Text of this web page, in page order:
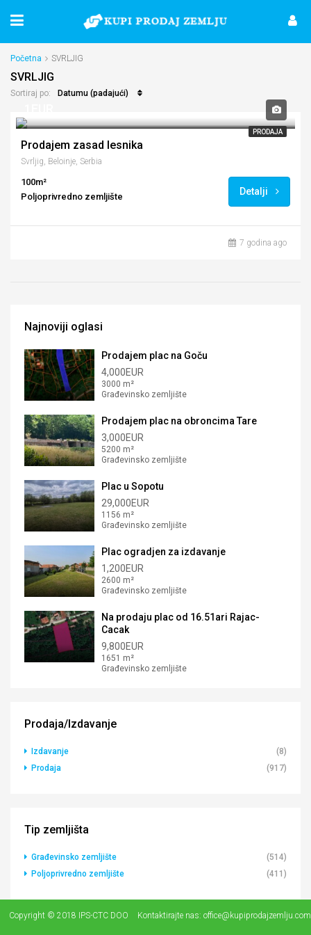
Početna SVRLJIG
SVRLJIG
Sortiraj po: Datumu (padajući)
PRODAJA
Prodajem zasad lesnika
Svrljig, Beloinje, Serbia
100m²
Poljoprivredno zemljište
Detalji
7 godina ago
Najnoviji oglasi
Prodajem plac na Goču
4,000EUR
3000 m²
Građevinsko zemljište
Prodajem plac na obroncima Tare
3,000EUR
5200 m²
Građevinsko zemljište
Plac u Sopotu
29,000EUR
1156 m²
Građevinsko zemljište
Plac ogradjen za izdavanje
1,200EUR
2600 m²
Građevinsko zemljište
Na prodaju plac od 16.51ari Rajac-
Cacak
9,800EUR
1651 m²
Građevinsko zemljište
Prodaja/Izdavanje
Izdavanje
(8)
Prodaja
(917)
Tip zemljišta
Građevinsko zemljište
(514)
Poljoprivredno zemljište
(411)
Copyright © 2018 IPS-CTC DOO Kontaktirajte nas: office@kupiprodajzemlju.com